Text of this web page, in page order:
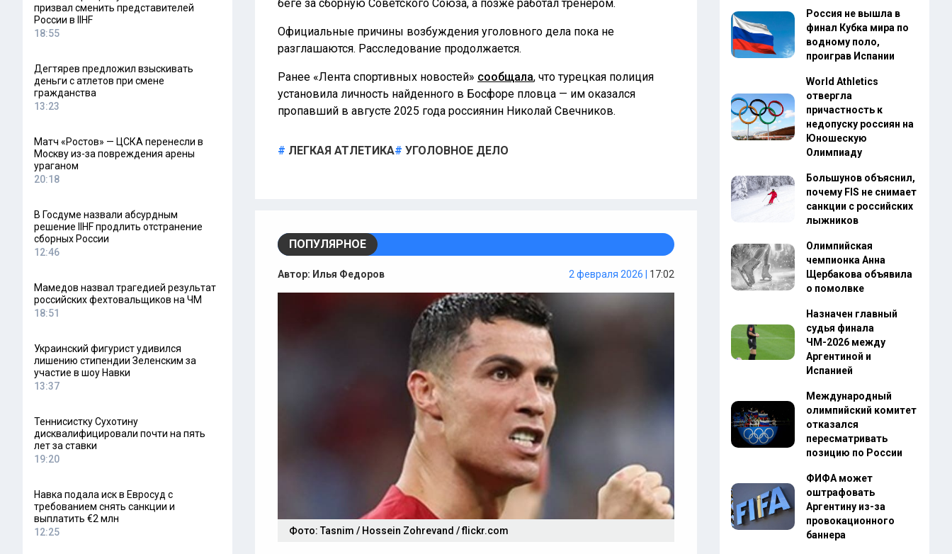
призвал сменить представителей
России в IIHF
18:55
Дегтярев предложил взыскивать
деньги с атлетов при смене
гражданства
13:23
Матч «Ростов» — ЦСКА перенесли в
Москву из-за повреждения арены
ураганом
20:18
В Госдуме назвали абсурдным
решение IIHF продлить отстранение
сборных России
12:46
Мамедов назвал трагедией результат
российских фехтовальщиков на ЧМ
18:51
Украинский фигурист удивился
лишению стипендии Зеленским за
участие в шоу Навки
13:37
Теннисистку Сухотину
дисквалифицировали почти на пять
лет за ставки
19:20
Навка подала иск в Евросуд с
требованием снять санкции и
выплатить €2 млн
12:25
беге за сборную Советского Союза, а позже работал тренером.
Официальные причины возбуждения уголовного дела пока не
разглашаются. Расследование продолжается.
Ранее «Лента спортивных новостей» сообщала, что турецкая полиция
установила личность найденного в Босфоре пловца — им оказался
пропавший в августе 2025 года россиянин Николай Свечников.
ЛЕГКАЯ АТЛЕТИКА УГОЛОВНОЕ ДЕЛО
ПОПУЛЯРНОЕ
Автор: Илья Федоров 2 февраля 2026 | 17:02
Фото: Tasnim / Hossein Zohrevand / flickr.com
Россия не вышла в
финал Кубка мира по
водному поло,
проиграв Испании
World Athletics
отвергла
причастность к
недопуску россиян на
Юношескую
Олимпиаду
Большунов объяснил,
почему FIS не снимает
санкции с российских
лыжников
Олимпийская
чемпионка Анна
Щербакова объявила
о помолвке
Назначен главный
судья финала
ЧМ-2026 между
Аргентиной и
Испанией
Международный
олимпийский комитет
отказался
пересматривать
позицию по России
ФИФА может
оштрафовать
Аргентину из-за
провокационного
баннера